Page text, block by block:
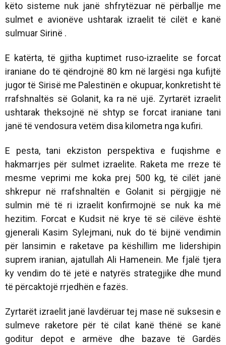
këto sisteme nuk janë shfrytëzuar në përballje me
sulmet e avionëve ushtarak izraelit të cilët e kanë
sulmuar Sirinë .
E katërta, të gjitha kuptimet ruso-izraelite se forcat
iraniane do të qëndrojnë 80 km në largësi nga kufijtë
jugor të Sirisë me Palestinën e okupuar, konkretisht të
rrafshnaltës së Golanit, ka ra në ujë. Zyrtarët izraelit
ushtarak theksojnë në shtyp se forcat iraniane tani
janë të vendosura vetëm disa kilometra nga kufiri.
E pesta, tani ekziston perspektiva e fuqishme e
hakmarrjes për sulmet izraelite. Raketa me rreze të
mesme veprimi me koka prej 500 kg, të cilët janë
shkrepur në rrafshnaltën e Golanit si përgjigje në
sulmin më të ri izraelit konfirmojnë se nuk ka më
hezitim. Forcat e Kudsit në krye të së cilëve është
gjenerali Kasim Sylejmani, nuk do të bijnë vendimin
për lansimin e raketave pa këshillim me lidershipin
suprem iranian, ajatullah Ali Hamenein. Me fjalë tjera
ky vendim do të jetë e natyrës strategjike dhe mund
të përcaktojë rrjedhën e fazës.
Zyrtarët izraelit janë lavdëruar tej mase në suksesin e
sulmeve raketore për të cilat kanë thënë se kanë
goditur depot e armëve dhe bazave të Gardës